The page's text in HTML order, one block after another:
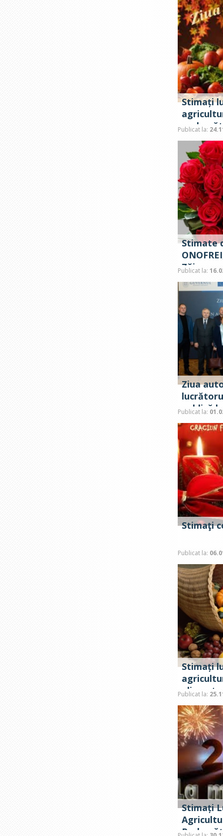
Stimați
Publicat la:
Stimate
Zăicana.
Publicat la:
Ziua
publică
Publicat la:
Stimaţi
Publicat la:
Stimați
Publicat la:
Stimați